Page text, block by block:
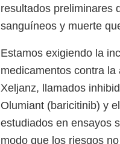
resultados preliminares
sanguíneos y muerte
Estamos exigiendo la
medicamentos contra
Xeljanz, llamados
Olumiant (baricitinib) y
estudiados en ensayos
modo que los riesgos